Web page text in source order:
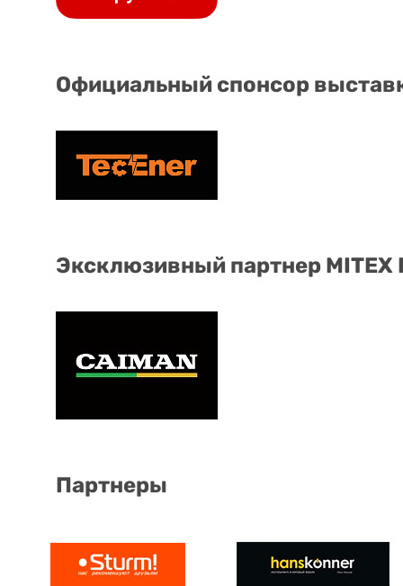
Официальный спонсор
Эксклюзивный партнер
Партнеры